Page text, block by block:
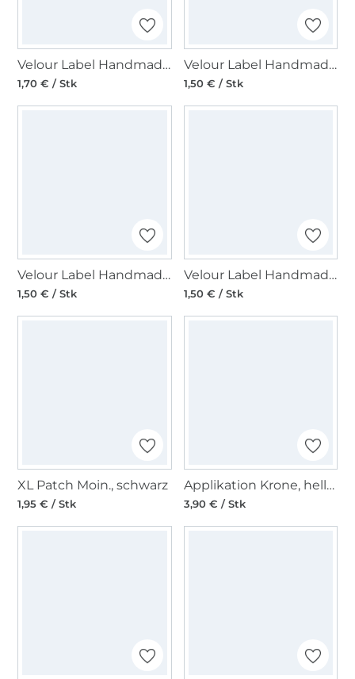
Velour Label Handmade with Love Rechteck, flieder
1,70 € / Stk
Velour Label Handmade with Love Quadrat, hellbraun
1,50 € / Stk
Velour Label Handmade with Love Quadrat, sand
1,50 € / Stk
Velour Label Handmade with Love Quadrat, flieder
1,50 € / Stk
XL Patch Moin., schwarz
1,95 € / Stk
Applikation Krone, hellbraun
3,90 € / Stk